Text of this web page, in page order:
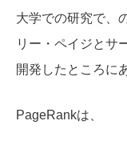
大学での研究で、
リー・ペイジとサ
開発したところに
PageRankは、